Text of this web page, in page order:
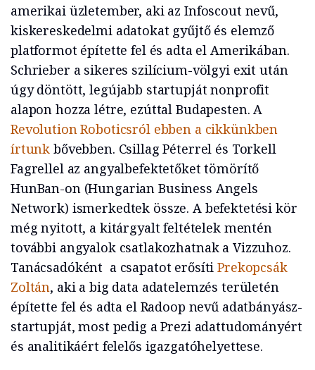
amerikai üzletember, aki az Infoscout nevű,
kiskereskedelmi adatokat gyűjtő és elemző
platformot építette fel és adta el Amerikában.
Schrieber a sikeres szilícium-völgyi exit után
úgy döntött, legújabb startupját nonprofit
alapon hozza létre, ezúttal Budapesten. A
Revolution Roboticsról ebben a cikkünkben
írtunk bővebben. Csillag Péterrel és Torkell
Fagrellel az angyalbefektetőket tömörítő
HunBan-on (Hungarian Business Angels
Network) ismerkedtek össze. A befektetési kör
még nyitott, a kitárgyalt feltételek mentén
további angyalok csatlakozhatnak a Vizzuhoz.
Tanácsadóként a csapatot erősítiPrekopcsák
Zoltán, aki a big data adatelemzés területén
építette fel és adta el Radoop nevű adatbányász-
startupját, most pedig a Prezi adattudományért
és analitikáért felelős igazgatóhelyettese.